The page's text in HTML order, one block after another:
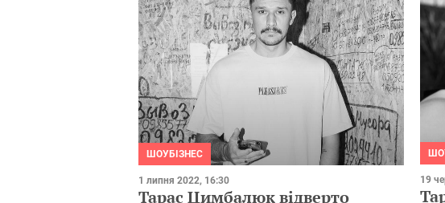
ШОУБІЗНЕС
1 липня 2022, 16:30
Тарас Цимбалюк відверто
19